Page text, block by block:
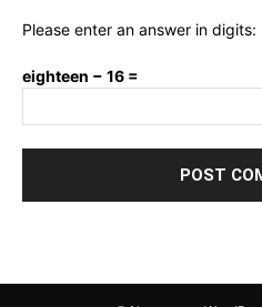
Please enter an answer in digits:
eighteen − 16 =